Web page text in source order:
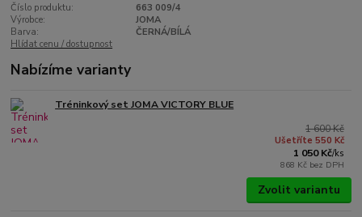
Číslo produktu:
663 009/4
Výrobce:
JOMA
Barva:
ČERNÁ/BÍLÁ
Hlídat cenu / dostupnost
Nabízíme varianty
Tréninkový set JOMA VICTORY BLUE
1 600 Kč
Ušetříte 550 Kč
1 050 Kč/ks
868 Kč bez DPH
Zvolit variantu